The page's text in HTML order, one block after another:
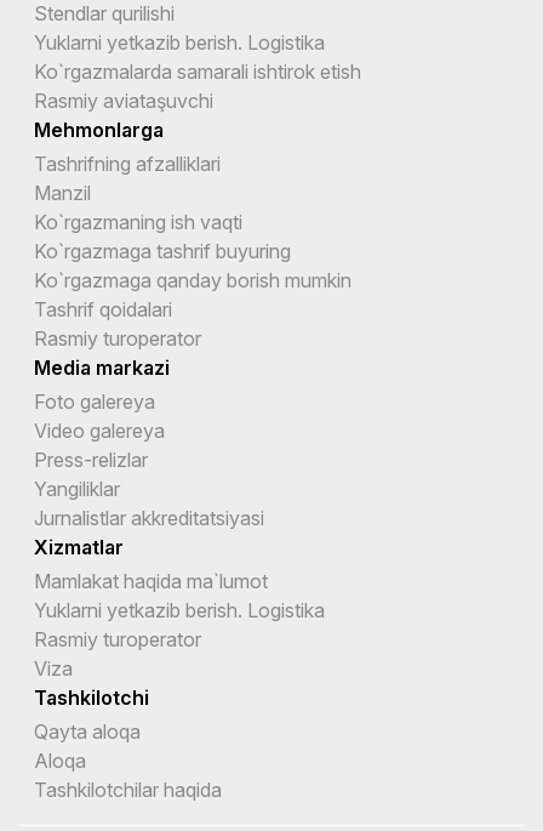
Stendlar qurilishi
Yuklarni yetkazib berish. Logistika
Ko`rgazmalarda samarali ishtirok etish
Rasmiy aviataşuvchi
Mehmonlarga
Tashrifning afzalliklari
Manzil
Ko`rgazmaning ish vaqti
Ko`rgazmaga tashrif buyuring
Ko`rgazmaga qanday borish mumkin
Tashrif qoidalari
Rasmiy turoperator
Media markazi
Foto galereya
Video galereya
Press-relizlar
Yangiliklar
Jurnalistlar akkreditatsiyasi
Xizmatlar
Mamlakat haqida ma`lumot
Yuklarni yetkazib berish. Logistika
Rasmiy turoperator
Viza
Tashkilotchi
Qayta aloqa
Aloqa
Tashkilotchilar haqida